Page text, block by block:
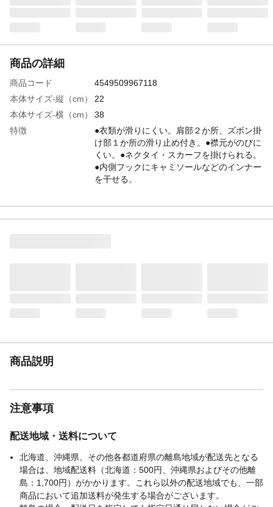
商品の詳細
商品コード
4549509967118
本体サイズ-縦（cm）
22
本体サイズ-横（cm）
38
特徴
●衣類が滑りにくい。肩部２か所、ズボン掛
け部１か所の滑り止め付き。●襟元がのびに
くい。●ネクタイ・スカーフを掛けられる。
●内側フックにキャミソールなどのインナー
を干せる。
商品説明
注意事項
配送地域・送料について
北海道、沖縄県、その他各都道府県の離島地域が配送先となる
場合は、地域配送料（北海道：500円、沖縄県およびその他離
島：1,700円）がかかります。これら以外の配送地域でも、一部
商品において追加送料が発生する場合がございます。